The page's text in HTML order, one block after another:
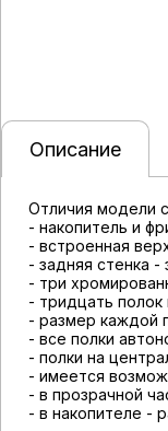
Описание
Отличия модели
- накопитель и
- встроенная
- задняя стенка -
- три
- тридцать
- размер каждой
- все полки
- полки на
- имеется
- в прозрачной
- в накопителе -